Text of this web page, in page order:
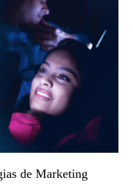
de Marketing